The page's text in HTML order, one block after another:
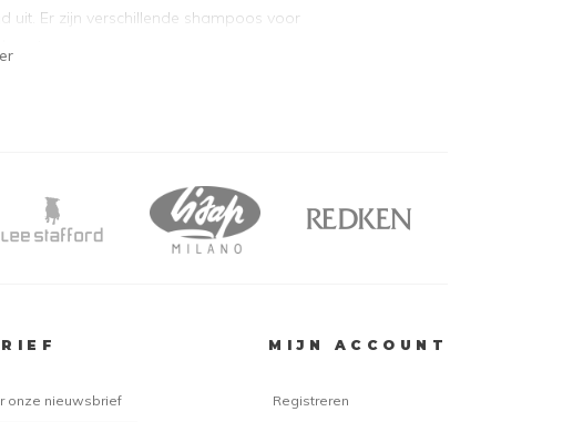
uit. Er zijn verschillende shampoos voor
3 in 1
: shampoo, conditioner en body-wash in één.
Power Cleanser
: een shampoo die zelfs de meest
onze nieuwsbrief
MIJN ACCOUNT
Registreren